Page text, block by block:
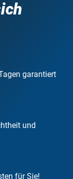
garantiert
und
für Sie!